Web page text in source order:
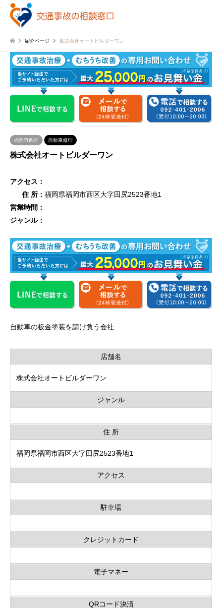
紹介ページ 株式会社オートビルダーワン
福岡市西区 自動車修理
株式会社オートビルダーワン
アクセス：
住 所： 福岡県福岡市西区大字田尻2523番地1
営業時間：
ジャンル：
自動車の板金塗装を請け負う会社
店舗名
株式会社オートビルダーワン
ジャンル
住 所
福岡県福岡市西区大字田尻2523番地1
アクセス
駐車場
クレジットカード
電子マネー
QRコード決済